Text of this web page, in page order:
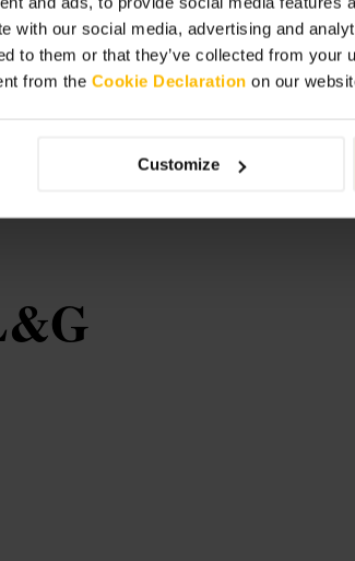
with our social media, advertising and
to them or that they’ve collected from
from the Cookie Declaration on our
Customize
möchten. Wer länger
mit. Bestellen Sie am